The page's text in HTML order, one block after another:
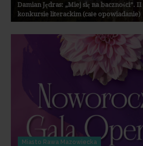
Damian Jędras: „Miej się na baczności”.
konkursie literackim (całe opowiadanie)
Miasto Rawa Mazowiecka